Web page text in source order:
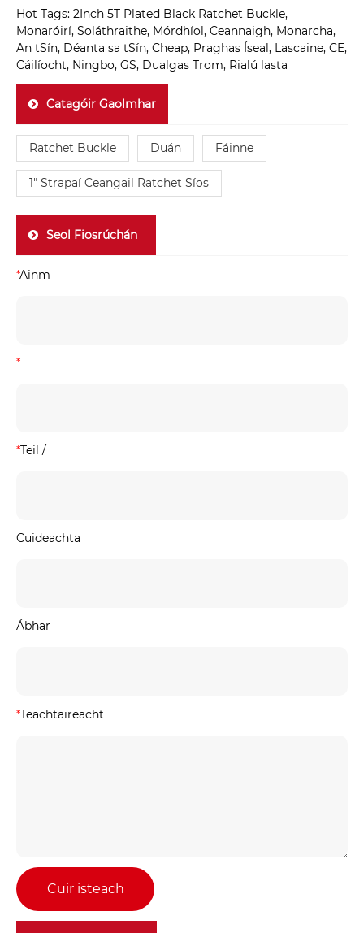
Hot Tags: 2Inch 5T Plated Black Ratchet Buckle,
Monaróirí, Soláthraithe, Mórdhíol, Ceannaigh, Monarcha,
An tSín, Déanta sa tSín, Cheap, Praghas Íseal, Lascaine, CE,
Cáilíocht, Ningbo, GS, Dualgas Trom, Rialú lasta
Catagóir Gaolmhar
Ratchet Buckle Duán Fáinne
1" Strapaí Ceangail Ratchet Síos
Seol Fiosrúchán
*Ainm
*
*Teil /
Cuideachta
Ábhar
*Teachtaireacht
Cuir isteach